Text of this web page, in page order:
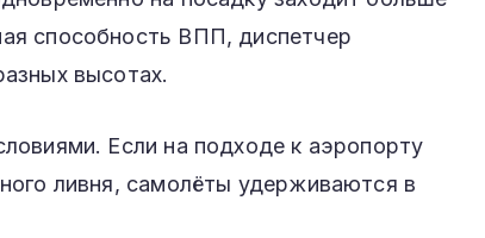
способность ВПП, диспетчер
высотах.
Если на подходе к аэропорту
ливня, самолёты удерживаются в